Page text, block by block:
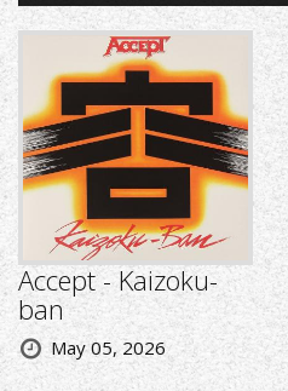
Accept - Kaizoku-
ban
May 05, 2026